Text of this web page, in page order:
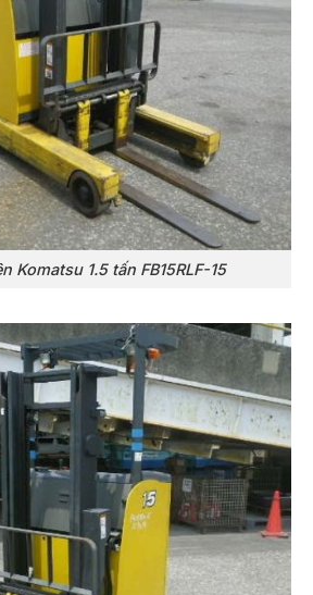
Komatsu 1.5 tấn FB15RLF-15